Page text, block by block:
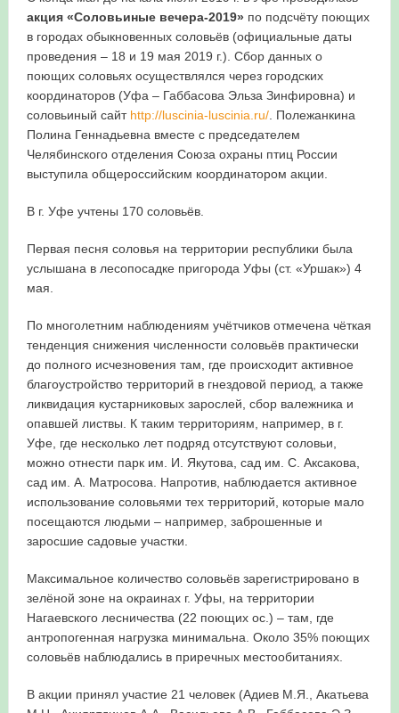
акция «Соловьиные вечера-2019»по подсчёту поющих
в городах обыкновенных соловьёв (официальные даты
проведения – 18 и 19 мая 2019 г.). Сбор данных о
поющих соловьях осуществлялся через городских
координаторов (Уфа – Габбасова Эльза Зинфировна) и
соловьиный сайт http://luscinia-luscinia.ru/. Полежанкина
Полина Геннадьевна вместе с председателем
Челябинского отделения Союза охраны птиц России
выступила общероссийским координатором акции.
В г. Уфе учтены 170 соловьёв.
Первая песня соловья на территории республики была
услышана в лесопосадке пригорода Уфы (ст. «Уршак») 4
мая.
По многолетним наблюдениям учётчиков отмечена чёткая
тенденция снижения численности соловьёв практически
до полного исчезновения там, где происходит активное
благоустройство территорий в гнездовой период, а также
ликвидация кустарниковых зарослей, сбор валежника и
опавшей листвы. К таким территориям, например, в г.
Уфе, где несколько лет подряд отсутствуют соловьи,
можно отнести парк им. И. Якутова, сад им. С. Аксакова,
сад им. А. Матросова. Напротив, наблюдается активное
использование соловьями тех территорий, которые мало
посещаются людьми – например, заброшенные и
заросшие садовые участки.
Максимальное количество соловьёв зарегистрировано в
зелёной зоне на окраинах г. Уфы, на территории
Нагаевского лесничества (22 поющих ос.) – там, где
антропогенная нагрузка минимальна. Около 35% поющих
соловьёв наблюдались в приречных местообитаниях.
В акции принял участие 21 человек (Адиев М.Я., Акатьева